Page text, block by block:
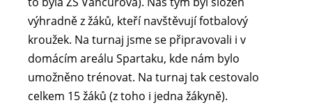
výhradně z žáků, kteří navštěvují fotbalový
kroužek. Na turnaj jsme se připravovali i v
domácím areálu Spartaku, kde nám bylo
umožněno trénovat. Na turnaj tak cestovalo
celkem 15 žáků (z toho i jedna žákyně).